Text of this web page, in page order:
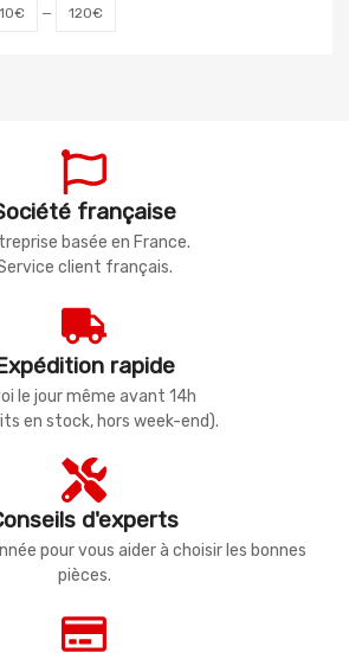
— 120€
française
basée en France.
client français.
rapide
le jour même avant 14h
en stock, hors week-end).
d'experts
pour vous aider à choisir les bonnes
pièces.